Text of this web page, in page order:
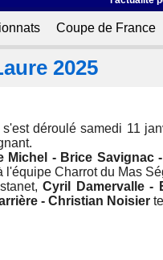
Coupe de France
2025
déroulé samedi 11
Michel - Brice Savignac
l'équipe Charrot du Mas
Cyril Damervalle -
- Christian Noisier